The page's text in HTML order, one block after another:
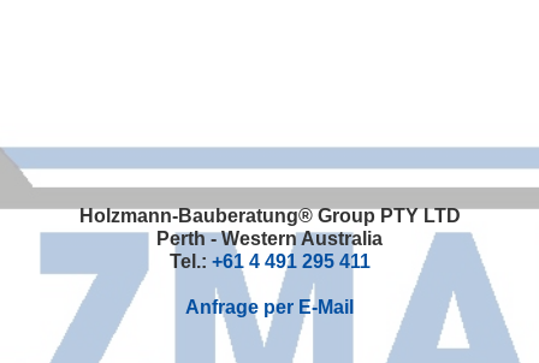
Holzmann-Bauberatung® Group PTY LTD
Perth - Western Australia
Tel.: +61 4 491 295 411
Anfrage per E-Mail